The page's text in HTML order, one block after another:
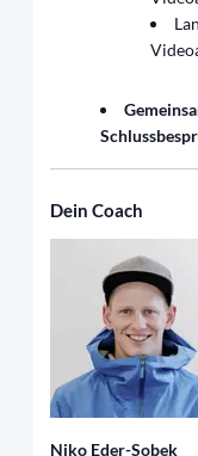
Dein Coach
Niko Eder-Sobek